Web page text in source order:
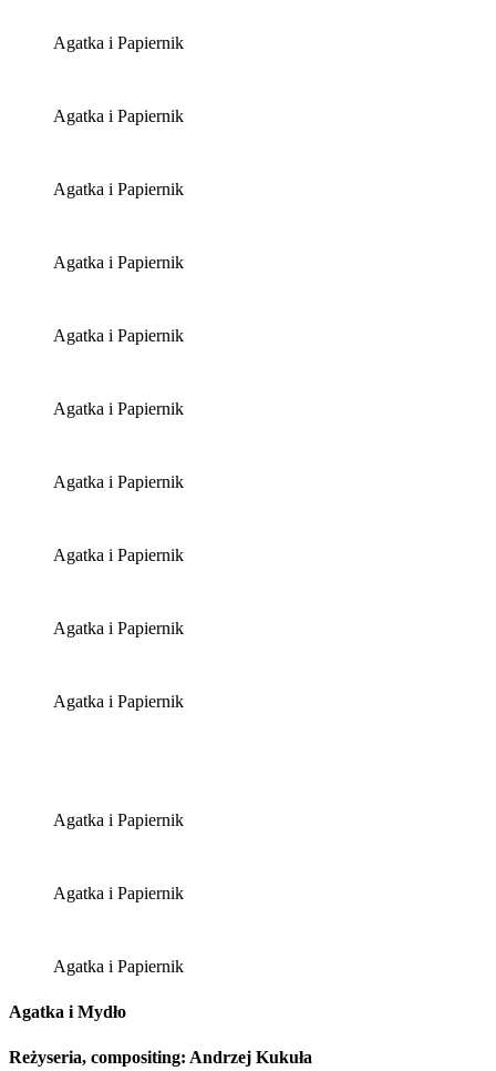
Agatka i Papiernik
Agatka i Papiernik
Agatka i Papiernik
Agatka i Papiernik
Agatka i Papiernik
Agatka i Papiernik
Agatka i Papiernik
Agatka i Papiernik
Agatka i Papiernik
Agatka i Papiernik
Agatka i Papiernik
Agatka i Papiernik
Agatka i Papiernik
Agatka i Mydło
Reżyseria, compositing: Andrzej Kukuła